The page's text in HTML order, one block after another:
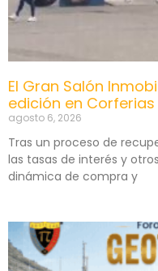
El Gran Salón
edición en Corferias
agosto 6, 2026
Tras un proceso de
las tasas de interés y
dinámica de compra y